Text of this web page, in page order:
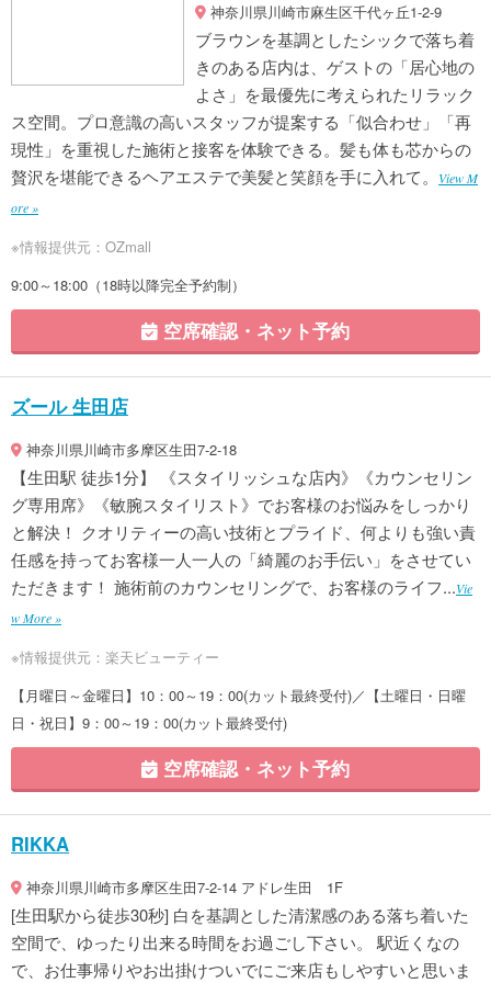
神奈川県川崎市麻生区千代ヶ丘1-2-9
ブラウンを基調としたシックで落ち着
きのある店内は、ゲストの「居心地の
よさ」を最優先に考えられたリラック
ス空間。プロ意識の高いスタッフが提案する「似合わせ」「再
現性」を重視した施術と接客を体験できる。髪も体も芯からの
贅沢を堪能できるヘアエステで美髪と笑顔を手に入れて。
View M
ore »
※情報提供元：OZmall
9:00～18:00（18時以降完全予約制）
空席確認・ネット予約
ズール 生田店
神奈川県川崎市多摩区生田7-2-18
【生田駅 徒歩1分】 《スタイリッシュな店内》《カウンセリン
グ専用席》《敏腕スタイリスト》でお客様のお悩みをしっかり
と解決！ クオリティーの高い技術とプライド、何よりも強い責
任感を持ってお客様一人一人の「綺麗のお手伝い」をさせてい
ただきます！ 施術前のカウンセリングで、お客様のライフ...Vie
w More »
※情報提供元：楽天ビューティー
【月曜日～金曜日】10：00～19：00(カット最終受付)／【土曜日・日曜
日・祝日】9：00～19：00(カット最終受付)
空席確認・ネット予約
RIKKA
神奈川県川崎市多摩区生田7-2-14 アドレ生田 1F
[生田駅から徒歩30秒] 白を基調とした清潔感のある落ち着いた
空間で、ゆったり出来る時間をお過ごし下さい。 駅近くなの
で、お仕事帰りやお出掛けついでにご来店もしやすいと思いま